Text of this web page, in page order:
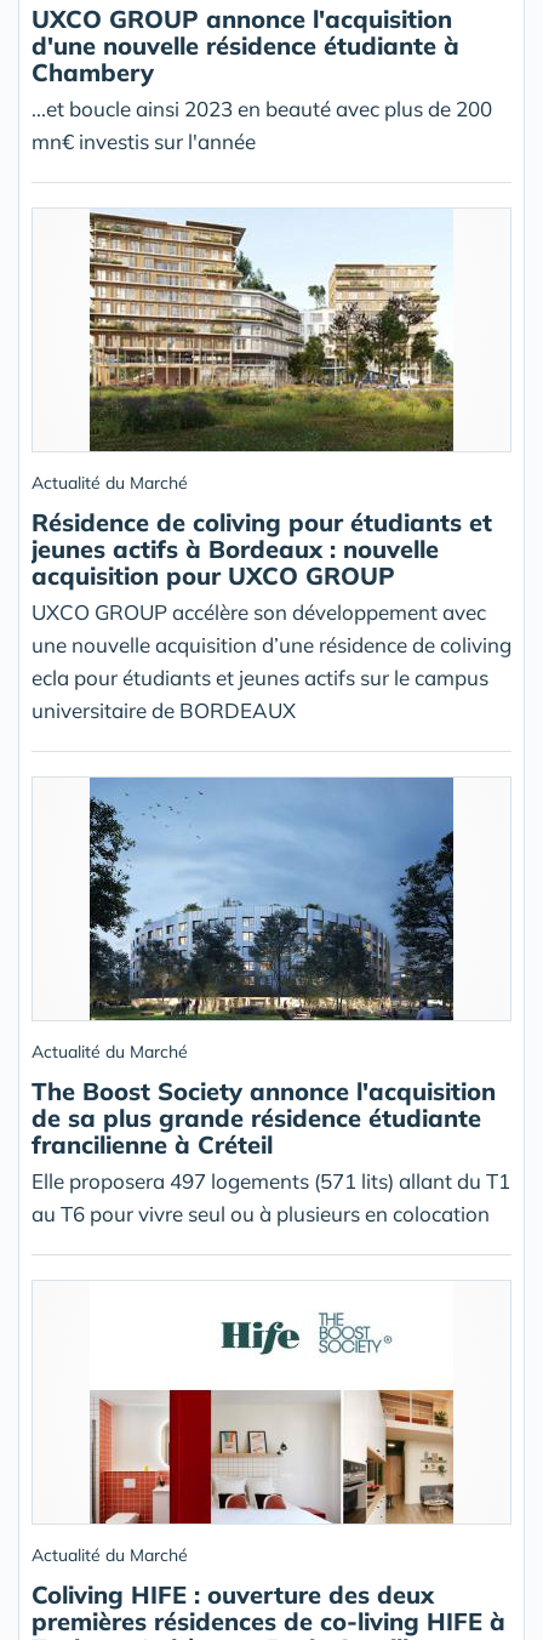
UXCO GROUP annonce l'acquisition
d'une nouvelle résidence étudiante à
Chambery
...et boucle ainsi 2023 en beauté avec plus de 200
mn€ investis sur l'année
Actualité du Marché
Résidence de coliving pour étudiants et
jeunes actifs à Bordeaux : nouvelle
acquisition pour UXCO GROUP
UXCO GROUP accélère son développement avec
une nouvelle acquisition d’une résidence de coliving
ecla pour étudiants et jeunes actifs sur le campus
universitaire de BORDEAUX
Actualité du Marché
The Boost Society annonce l'acquisition
de sa plus grande résidence étudiante
francilienne à Créteil
Elle proposera 497 logements (571 lits) allant du T1
au T6 pour vivre seul ou à plusieurs en colocation
Actualité du Marché
Coliving HIFE : ouverture des deux
premières résidences de co-living HIFE à